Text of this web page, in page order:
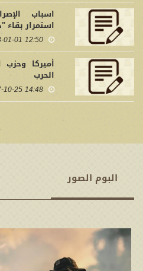
اسباب
استمرار
12:50 2018-01-01
أميركا
الحرب
14:48 2017-10-25
البوم الصور